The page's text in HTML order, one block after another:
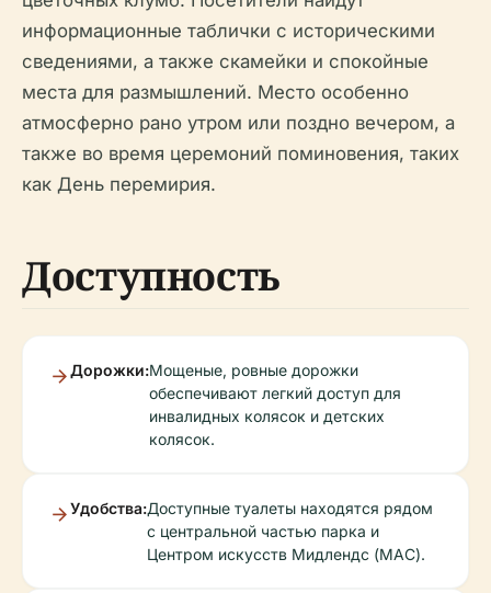
информационные таблички с историческими
сведениями, а также скамейки и спокойные
места для размышлений. Место особенно
атмосферно рано утром или поздно вечером, а
также во время церемоний поминовения, таких
как День перемирия.
Доступность
Дорожки:Мощеные, ровные дорожки
обеспечивают легкий доступ для
инвалидных колясок и детских
колясок.
Удобства:Доступные туалеты находятся рядом
с центральной частью парка и
Центром искусств Мидлендс (MAC).